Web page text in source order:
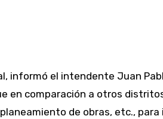
en comparación a otros
de obras, etc., para